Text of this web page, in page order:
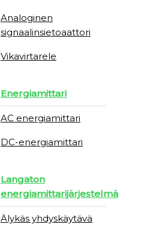
Analoginen
signaalinsietoaattori
Vikavirtarele
Energiamittari
AC energiamittari
DC-energiamittari
Langaton
energiamittarijärjestelmä
Älykäs yhdyskäytävä